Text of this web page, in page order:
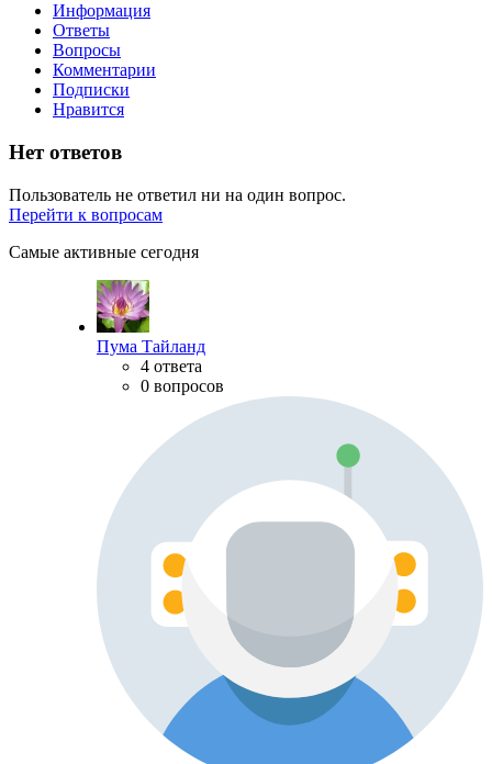
Информация
Ответы
Вопросы
Комментарии
Подписки
Нравится
Нет ответов
Пользователь не ответил ни на один вопрос.
Перейти к вопросам
Самые активные сегодня
Пума Тайланд
4 ответа
0 вопросов